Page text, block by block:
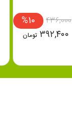
%10 ۴۳۶,۰۰۰
۳۹۲,۴۰۰ تومان